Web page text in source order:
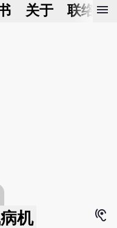
关于 联络我
menu
机
hearing